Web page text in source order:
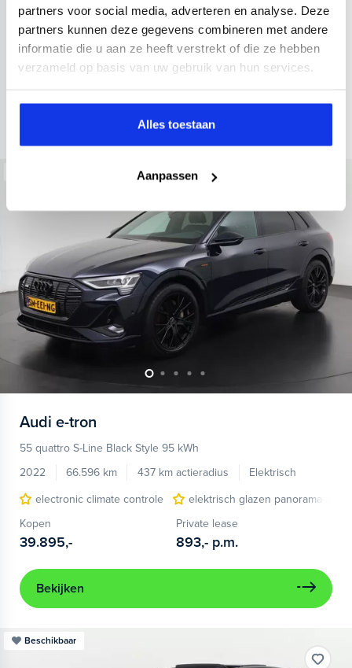
partners voor social media, adverteren en analyse. Deze
partners kunnen deze gegevens combineren met andere
informatie die u aan ze heeft verstrekt of die ze hebben
verzameld op basis van uw gebruik van hun services.
Alles toestaan
Aanpassen
34.998 km 437 km actieradius
Elektrisch
electronic climate controle
elektrisch glazen panorama-dak
Kopen
36.895,-
Private lease
793,- p.m.
Audi e-tron
55 quattro S-Line Black Style 95 kWh
2022
66.596 km 437 km actieradius
Elektrisch
electronic climate controle
elektrisch glazen panorama-dak
Kopen
39.895,-
Private lease
893,- p.m.
Bekijken
Beschikbaar